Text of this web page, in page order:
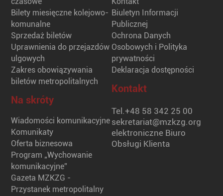
Bilety miesięczne kolejowo-
komunalne
Sprzedaż biletów
Uprawnienia do przejazdów
ulgowych
Zakres obowiązywania
biletów metropolitalnych
Na skróty
Wiadomości komunikacyjne
Komunikaty
Oferta biznesowa
Program „Wychowanie
komunikacyjne”
Gazeta MZKZG -
Przystanek metropolitalny
Biuletyn Informacji
Publicznej
Ochrona Danych
Osobowych i Polityka
prywatności
Deklaracja dostępności
Kontakt
Tel.+48 58 342 25 00
sekretariat@mzkzg.org
elektroniczne Biuro
Obsługi Klienta